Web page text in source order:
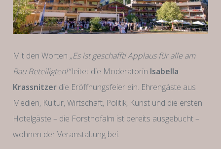
Mit den Worten „Es ist geschafft! Applaus für alle am
Bau Beteiligten!“leitet die Moderatorin Isabella
Krassnitzer die Eröffnungsfeier ein. Ehrengäste aus
Medien, Kultur, Wirtschaft, Politik, Kunst und die ersten
Hotelgäste – die Forsthofalm ist bereits ausgebucht –
wohnen der Veranstaltung bei.